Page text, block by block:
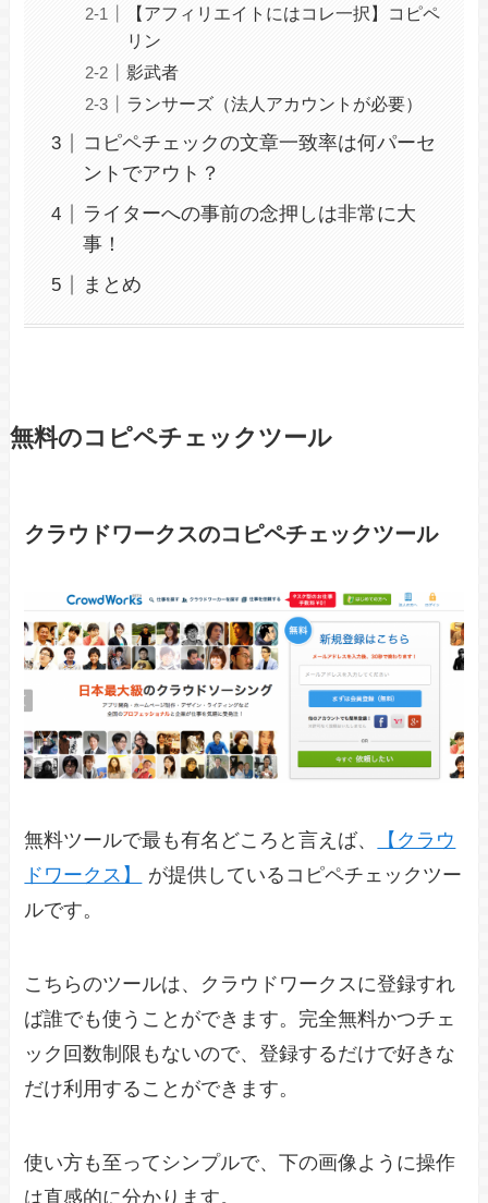
【アフィリエイトにはコレ一択】コピペ
リン
影武者
ランサーズ（法人アカウントが必要）
コピペチェックの文章一致率は何パーセ
ントでアウト？
ライターへの事前の念押しは非常に大
事！
まとめ
無料のコピペチェックツール
クラウドワークスのコピペチェックツール
無料ツールで最も有名どころと言えば、
【クラウ
ドワークス】
が提供しているコピペチェックツー
ルです。
こちらのツールは、クラウドワークスに登録すれ
ば誰でも使うことができます。完全無料かつチェ
ック回数制限もないので、登録するだけで好きな
だけ利用することができます。
使い方も至ってシンプルで、下の画像ように操作
は直感的に分かります。